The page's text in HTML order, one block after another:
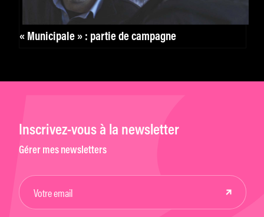
« Municipale » : partie de campagne
Inscrivez-vous à la newsletter
Gérer mes newsletters